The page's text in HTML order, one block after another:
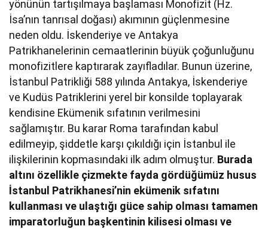
yönünün tartışılmaya başlaması Monofizit (Hz.
İsa’nın tanrısal doğası) akımının güçlenmesine
neden oldu. İskenderiye ve Antakya
Patrikhanelerinin cemaatlerinin büyük çoğunluğunu
monofizitlere kaptırarak zayıfladılar. Bunun üzerine,
İstanbul Patrikliği 588 yılında Antakya, İskenderiye
ve Kudüs Patriklerini yerel bir konsilde toplayarak
kendisine Ekümenik sıfatının verilmesini
sağlamıştır. Bu karar Roma tarafından kabul
edilmeyip, şiddetle karşı çıkıldığı için İstanbul ile
ilişkilerinin kopmasındaki ilk adım olmuştur. Burada
altını özellikle çizmekte fayda gördüğümüz husus
İstanbul Patrikhanesi’nin ekümenik sıfatını
kullanması ve ulaştığı güce sahip olması tamamen
imparatorluğun başkentinin kilisesi olması ve